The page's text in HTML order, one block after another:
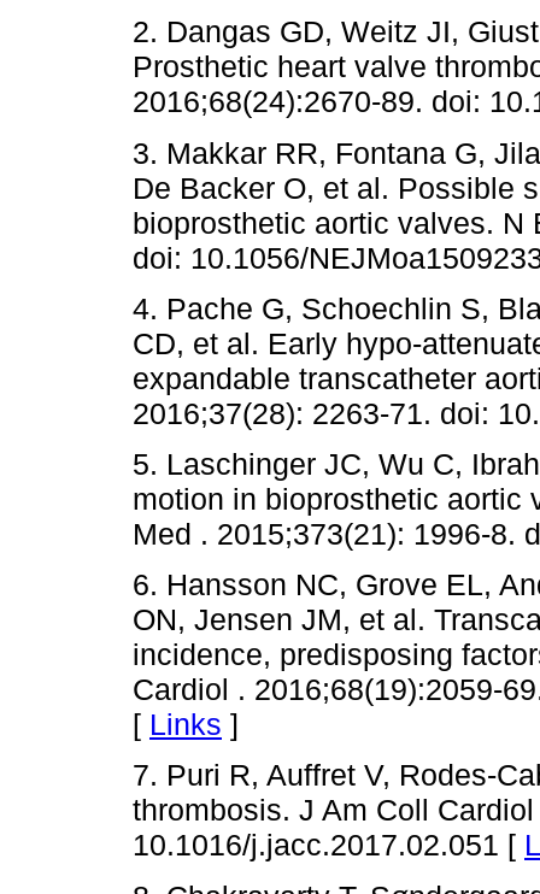
2. Dangas GD, Weitz JI,
Prosthetic heart valve
2016;68(24):2670-89. doi:
3. Makkar RR, Fontana G,
De Backer O, et al. Possible
bioprosthetic aortic valves. N
doi: 10.1056/
4. Pache G, Schoechlin S,
CD, et al. Early hypo-
expandable transcatheter
2016;37(28): 2263-71. doi:
5. Laschinger JC, Wu C,
motion in bioprosthetic aortic
Med . 2015;373(21): 1996-8.
6. Hansson NC, Grove EL,
ON, Jensen JM, et al.
incidence, predisposing
Cardiol . 2016;68(19):2059-
[ Links ]
7. Puri R, Auffret V, Rodes-
thrombosis. J Am Coll
10.1016/j.jacc.2017.02.051 [